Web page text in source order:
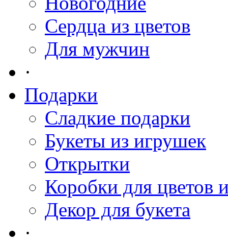
Сердца из цветов
Для мужчин
·
Подарки
Сладкие подарки
Букеты из игрушек
Открытки
Коробки для цветов
Декор для букета
·